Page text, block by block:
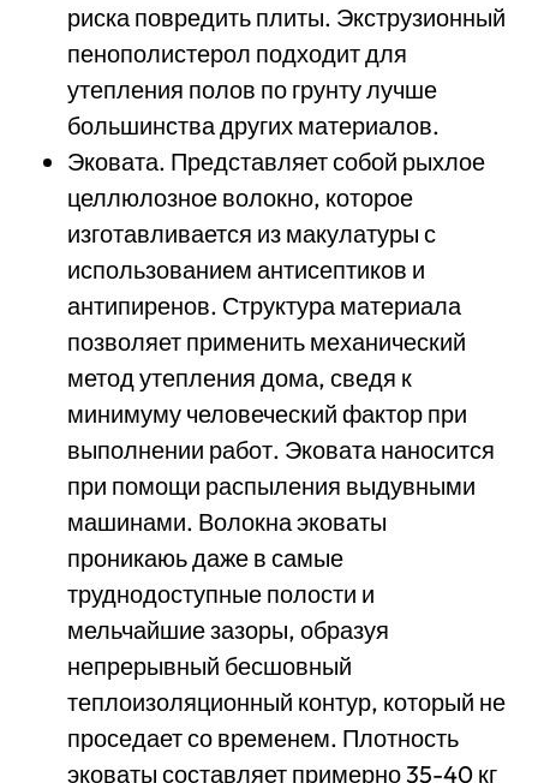
риска повредить плиты. Экструзионный
пенополистерол подходит для
утепления полов по грунту лучше
большинства других материалов.
Эковата. Представляет собой рыхлое
целлюлозное волокно, которое
изготавливается из макулатуры с
использованием антисептиков и
антипиренов. Структура материала
позволяет применить механический
метод утепления дома, сведя к
минимуму человеческий фактор при
выполнении работ. Эковата наносится
при помощи распыления выдувными
машинами. Волокна эковаты
проникаюь даже в самые
труднодоступные полости и
мельчайшие зазоры, образуя
непрерывный бесшовный
теплоизоляционный контур, который не
проседает со временем. Плотность
эковаты составляет примерно 35-40 кг